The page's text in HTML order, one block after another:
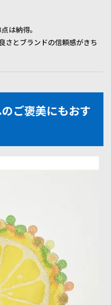
は納得。
さとブランドの信頼感がきち
ご褒美にもおす